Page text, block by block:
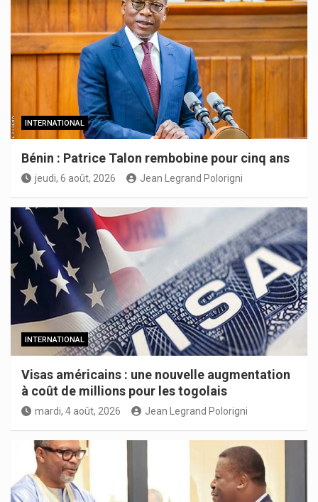
INTERNATIONAL
Bénin : Patrice Talon rembobine pour cinq ans
jeudi, 6 août, 2026 Jean Legrand Polorigni
INTERNATIONAL
Visas américains : une nouvelle augmentation
à coût de millions pour les togolais
mardi, 4 août, 2026 Jean Legrand Polorigni